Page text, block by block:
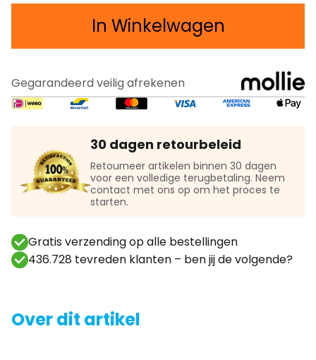
In Winkelwagen
Gegarandeerd veilig afrekenen
30 dagen retourbeleid
Retourneer artikelen binnen 30 dagen
voor een volledige terugbetaling. Neem
contact met ons op om het proces te
starten.
Gratis verzending op alle bestellingen
436.728 tevreden klanten – ben jij de volgende?
Over dit artikel